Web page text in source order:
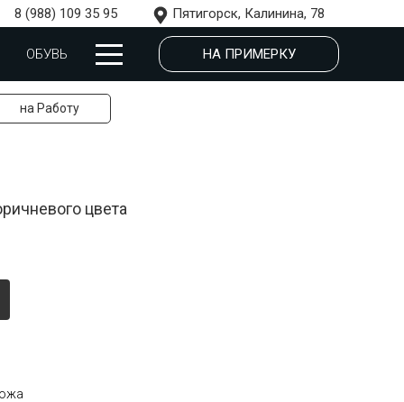
8 (988) 109 35 95 Пятигорск, Калинина, 78
ОБУВЬ НА ПРИМЕРКУ
на Работу
цвета